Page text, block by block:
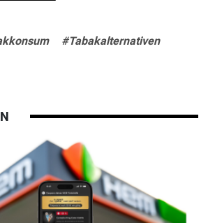
#Tabakalternativen